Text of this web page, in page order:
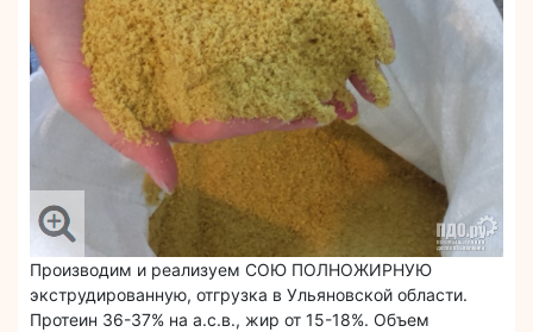
Производим и реализуем СОЮ ПОЛНОЖИРНУЮ
экструдированную, отгрузка в Ульяновской области.
Протеин 36-37% на а.с.в., жир от 15-18%. Объем